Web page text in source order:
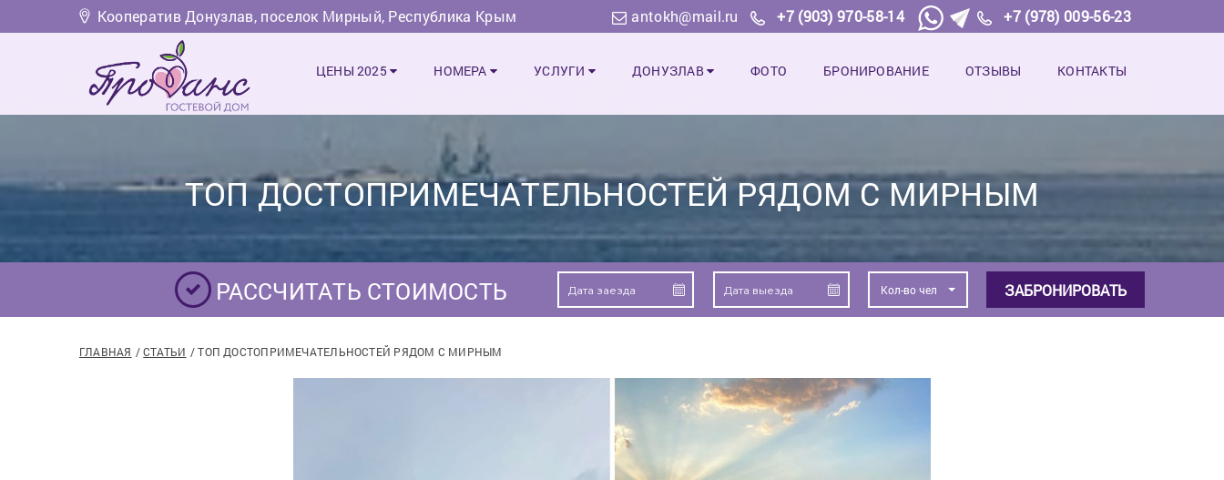
Кооператив Донузлав, поселок Мирный, Республика Крым antokh@mail.ru +7 (903) 970-58-14 +7 (978) 009-56-23
ЦЕНЫ 2025 НОМЕРА УСЛУГИ ДОНУЗЛАВ ФОТО БРОНИРОВАНИЕ ОТЗЫВЫ КОНТАКТЫ
ТОП ДОСТОПРИМЕЧАТЕЛЬНОСТЕЙ РЯДОМ С МИРНЫМ
РАССЧИТАТЬ СТОИМОСТЬ Кол-во чел ЗАБРОНИРОВАТЬ
ГЛАВНАЯ СТАТЬИ ТОП ДОСТОПРИМЕЧАТЕЛЬНОСТЕЙ РЯДОМ С МИРНЫМ